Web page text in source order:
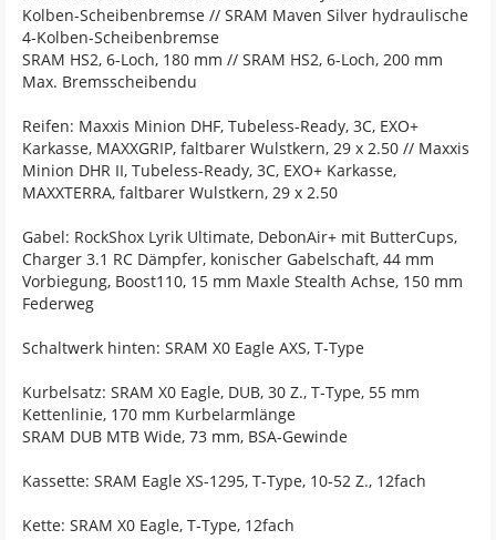
Kolben-Scheibenbremse // SRAM Maven Silver hydraulische
4-Kolben-Scheibenbremse
SRAM HS2, 6-Loch, 180 mm // SRAM HS2, 6-Loch, 200 mm
Max. Bremsscheibendu
Reifen: Maxxis Minion DHF, Tubeless-Ready, 3C, EXO+
Karkasse, MAXXGRIP, faltbarer Wulstkern, 29 x 2.50 // Maxxis
Minion DHR II, Tubeless-Ready, 3C, EXO+ Karkasse,
MAXXTERRA, faltbarer Wulstkern, 29 x 2.50
Gabel: RockShox Lyrik Ultimate, DebonAir+ mit ButterCups,
Charger 3.1 RC Dämpfer, konischer Gabelschaft, 44 mm
Vorbiegung, Boost110, 15 mm Maxle Stealth Achse, 150 mm
Federweg
Schaltwerk hinten: SRAM X0 Eagle AXS, T-Type
Kurbelsatz: SRAM X0 Eagle, DUB, 30 Z., T-Type, 55 mm
Kettenlinie, 170 mm Kurbelarmlänge
SRAM DUB MTB Wide, 73 mm, BSA-Gewinde
Kassette: SRAM Eagle XS-1295, T-Type, 10-52 Z., 12fach
Kette: SRAM X0 Eagle, T-Type, 12fach